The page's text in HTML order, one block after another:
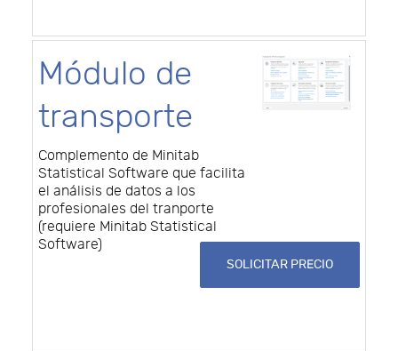
Módulo de
transporte
Complemento de Minitab
Statistical Software que facilita
el análisis de datos a los
profesionales del tranporte
(requiere Minitab Statistical
Software)
SOLICITAR PRECIO